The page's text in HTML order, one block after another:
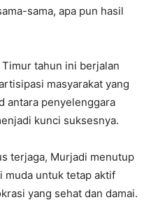
sama, apa pun hasil
tahun ini berjalan
masyarakat yang
antara penyelenggara
kunci suksesnya.
terjaga, Murjadi menutup
muda untuk tetap aktif
yang sehat dan damai.